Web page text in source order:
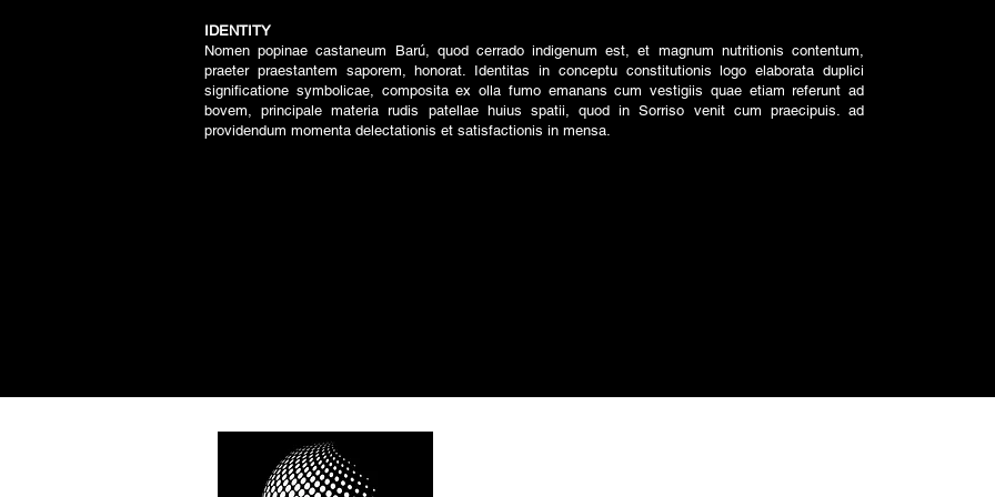
IDENTITY
Nomen popinae castaneum Barú, quod cerrado indigenum est, et magnum nutritionis contentum,
praeter praestantem saporem, honorat. Identitas in conceptu constitutionis logo elaborata duplici
significatione symbolicae, composita ex olla fumo emanans cum vestigiis quae etiam referunt ad
bovem, principale materia rudis patellae huius spatii, quod in Sorriso venit cum praecipuis. ad
providendum momenta delectationis et satisfactionis in mensa.